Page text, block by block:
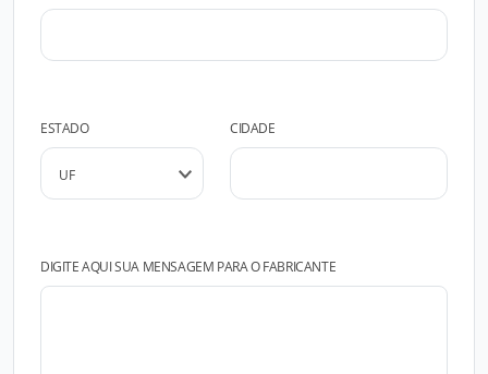
ESTADO CIDADE
DIGITE AQUI SUA MENSAGEM PARA O FABRICANTE